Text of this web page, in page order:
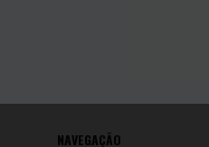
NAVEGAÇÃO